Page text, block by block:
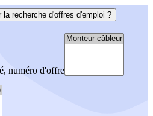
la recherche d'offres d'emploi ?
numéro d'offre